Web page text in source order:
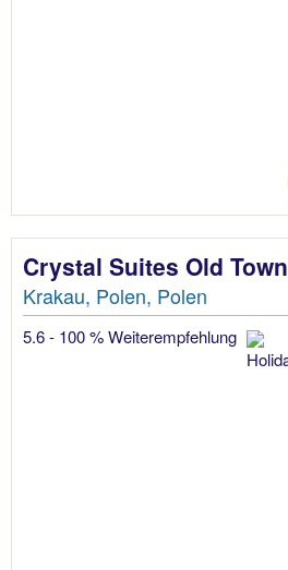
Crystal Suites Old Town
Krakau, Polen, Polen
5.6 - 100 % Weiterempfehlung